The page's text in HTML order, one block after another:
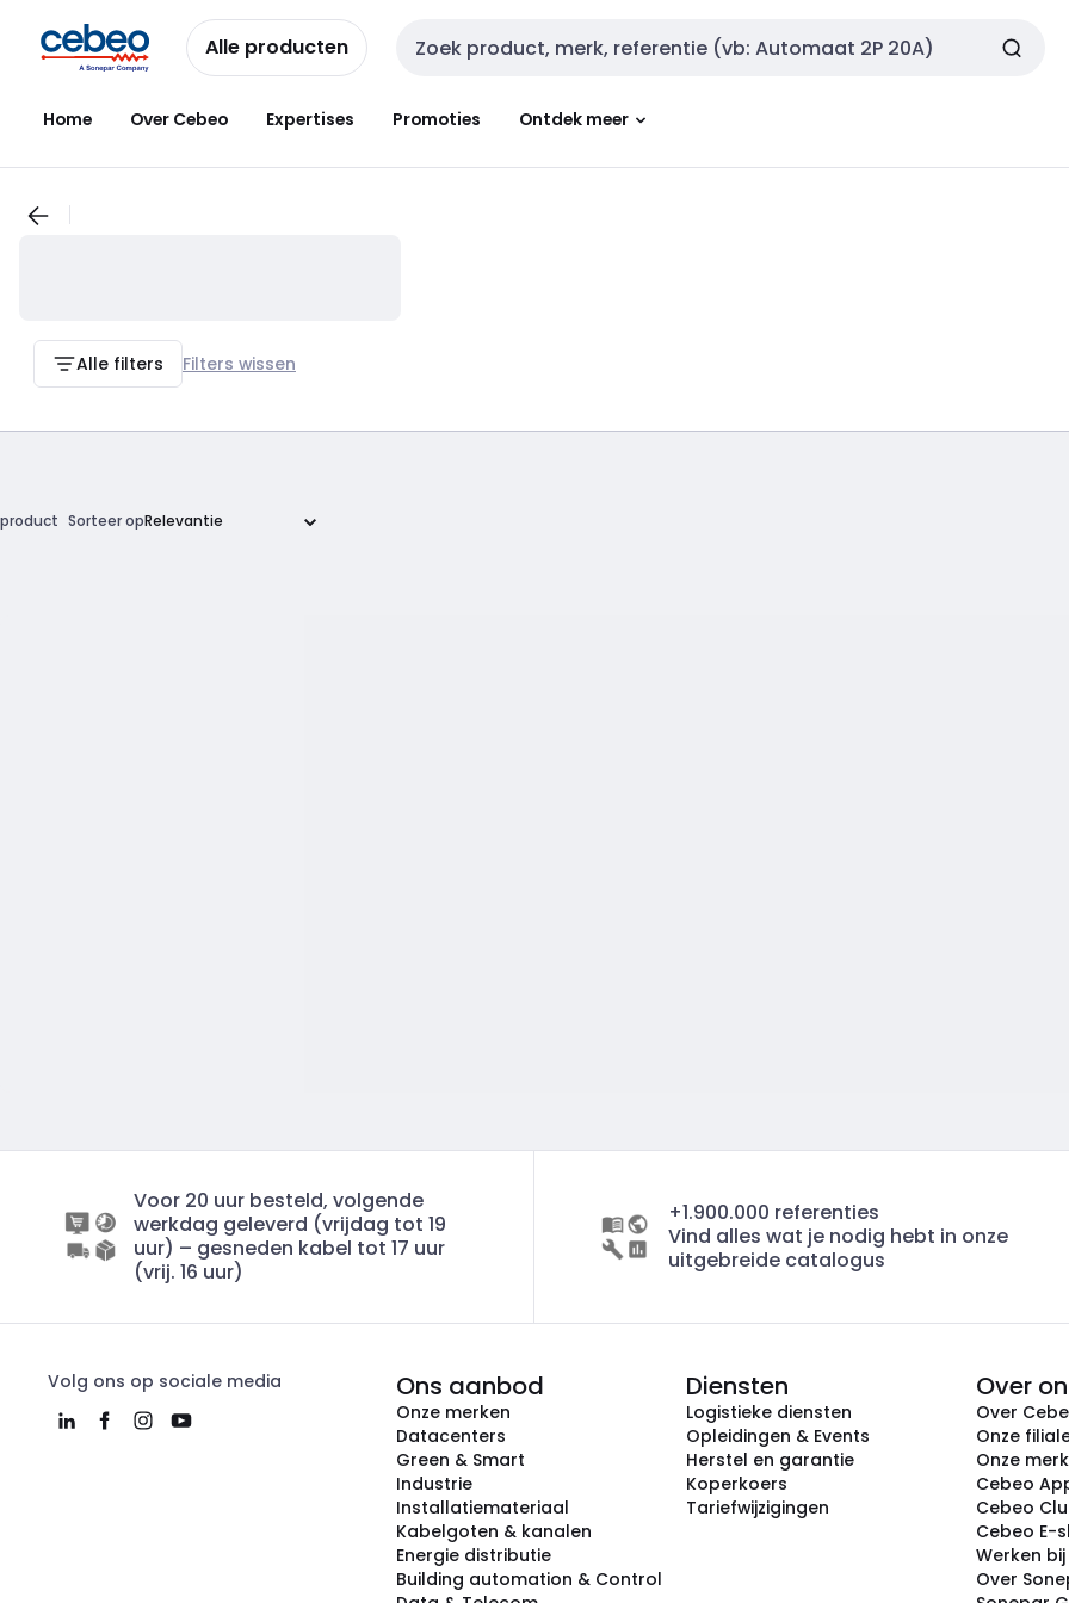
naar
navigatie
naar
inhoud
Alle producten Zoekveld invoer
Home Over Cebeo Expertises Promoties Ontdek meer
Alle filters Filters wissen
product Sorteer op
Voor 20 uur besteld, volgende
werkdag geleverd (vrijdag tot 19
uur) – gesneden kabel tot 17 uur
(vrij. 16 uur)
+1.900.000 referenties
Vind alles wat je nodig hebt in onze
uitgebreide catalogus
Volg ons op sociale media Ons aanbod
Onze merken
Datacenters
Green & Smart
Industrie
Installatiemateriaal
Kabelgoten & kanalen
Energie distributie
Building automation & Control
Diensten
Logistieke diensten
Opleidingen & Events
Herstel en garantie
Koperkoers
Tariefwijzigingen
Over
Over
Onze
Onze
Cebeo
Cebeo
Cebeo E-
Werken
Over